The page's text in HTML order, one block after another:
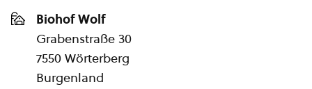
Biohof Wolf
Grabenstraße 30
7550 Wörterberg
Burgenland